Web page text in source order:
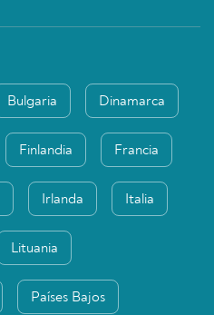
Bulgaria Dinamarca
Finlandia Francia
Irlanda Italia
Lituania
Países Bajos